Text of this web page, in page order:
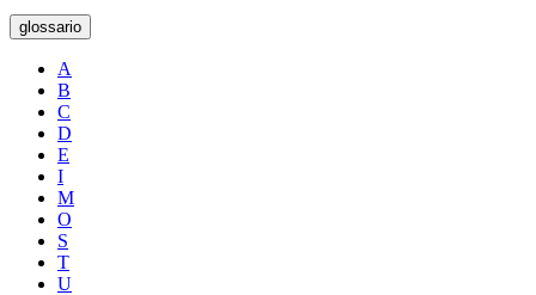
glossario
A
B
C
D
E
I
M
O
S
T
U